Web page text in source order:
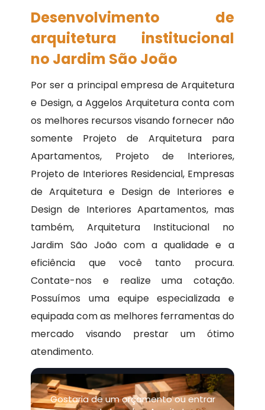
Desenvolvimento de
arquitetura institucional
no Jardim São João
Por ser a principal empresa de Arquitetura
e Design, a Aggelos Arquitetura conta com
os melhores recursos visando fornecer não
somente Projeto de Arquitetura para
Apartamentos, Projeto de Interiores,
Projeto de Interiores Residencial, Empresas
de Arquitetura e Design de Interiores e
Design de Interiores Apartamentos, mas
também, Arquitetura Institucional no
Jardim São João com a qualidade e a
eficiência que você tanto procura.
Contate-nos e realize uma cotação.
Possuímos uma equipe especializada e
equipada com as melhores ferramentas do
mercado visando prestar um ótimo
atendimento.
Gostaria de um orçamento ou entrar